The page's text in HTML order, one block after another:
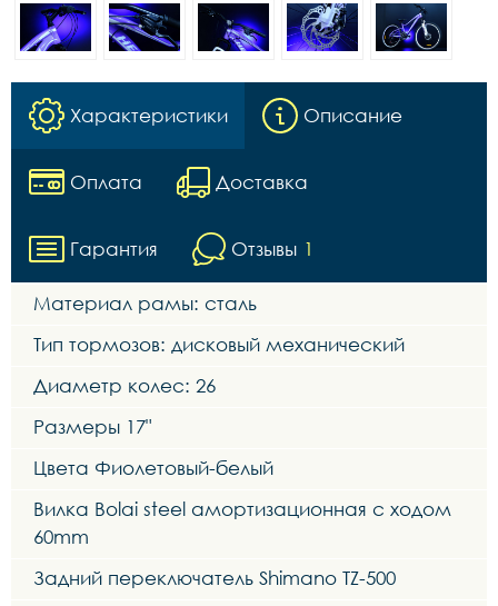
Характеристики Описание
Оплата Доставка
Гарантия Отзывы 1
Материал рамы: сталь
Тип тормозов: дисковый механический
Диаметр колес: 26
Размеры 17"
Цвета Фиолетовый-белый
Вилка Bolai steel амортизационная с ходом
60mm
Задний переключатель Shimano TZ-500